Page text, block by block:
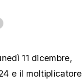
11 dicembre,
e il moltiplicatore